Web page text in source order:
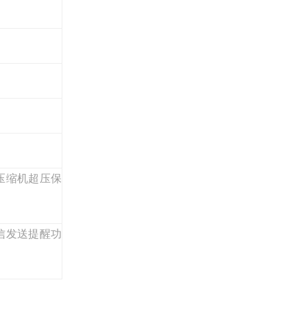
缩机超压保
发送提醒功